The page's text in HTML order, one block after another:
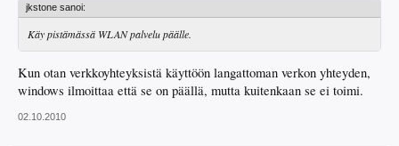
jkstone sanoi:
Käy pistämässä WLAN palvelu päälle.
Kun otan verkkoyhteyksistä käyttöön langattoman verkon yhteyden,
windows ilmoittaa että se on päällä, mutta kuitenkaan se ei toimi.
02.10.2010